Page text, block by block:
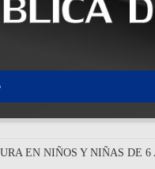
EN NIÑOS Y NIÑAS